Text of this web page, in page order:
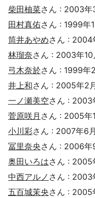
柴田柚菜さん : 2003
田村真佑さん : 1999年
筒井あやめさん : 2004
林瑠奈さん : 2003年
弓木奈於さん : 1999年
井上和さん : 2005年2
一ノ瀬美空さん : 2003
菅原咲月 さん : 2005年
小川彩さん : 2007年6
冨里奈央さん : 2006年
奥田いろはさん : 2005
中西アルノ さん : 2003
五百城茉央さん : 2005